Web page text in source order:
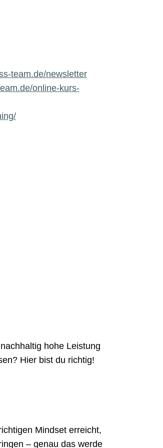
team.de/newsletter
online-kurs-
hohe Leistung
Hier bist du richtig!
Mindset erreicht,
– genau das werde